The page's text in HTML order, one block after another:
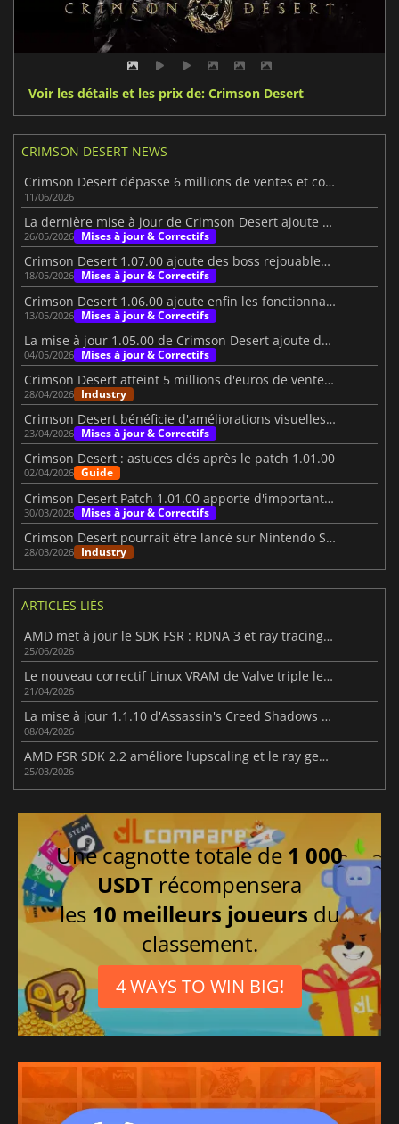
Voir les détails et les prix de: Crimson Desert
CRIMSON DESERT NEWS
Crimson Desert dépasse 6 millions de ventes et continue son succès
11/06/2026
La dernière mise à jour de Crimson Desert ajoute des bébés wyverns, des étangs et bien plus encore.
26/05/2026 Mises à jour & Correctifs
Crimson Desert 1.07.00 ajoute des boss rejouables et du contenu
18/05/2026 Mises à jour & Correctifs
Crimson Desert 1.06.00 ajoute enfin les fonctionnalités souhaitées par les joueurs
13/05/2026 Mises à jour & Correctifs
La mise à jour 1.05.00 de Crimson Desert ajoute de nouvelles raisons de revenir.
04/05/2026 Mises à jour & Correctifs
Crimson Desert atteint 5 millions d'euros de ventes, le personnel reçoit des primes de 3 400 dollars
28/04/2026 Industry
Crimson Desert bénéficie d'améliorations visuelles et de gameplay majeures
23/04/2026 Mises à jour & Correctifs
Crimson Desert : astuces clés après le patch 1.01.00
02/04/2026 Guide
Crimson Desert Patch 1.01.00 apporte d'importantes améliorations
30/03/2026 Mises à jour & Correctifs
Crimson Desert pourrait être lancé sur Nintendo Switch 2 à l'avenir
28/03/2026 Industry
ARTICLES LIÉS
AMD met à jour le SDK FSR : RDNA 3 et ray tracing amélioré
25/06/2026
Le nouveau correctif Linux VRAM de Valve triple les FPS pour certains jeux AMD RX 6500 XT
21/04/2026
La mise à jour 1.1.10 d'Assassin's Creed Shadows améliore le gameplay
08/04/2026
AMD FSR SDK 2.2 améliore l’upscaling et le ray generation
25/03/2026
Une cagnotte totale de 1 000
USDT récompensera
les 10 meilleurs joueurs du
classement.
4 WAYS TO WIN BIG!